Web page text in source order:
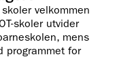
velkommen
skoler utvider
mens
programmet for